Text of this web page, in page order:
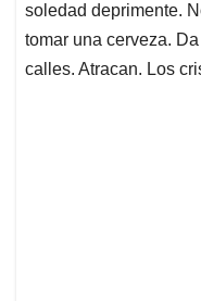
soledad deprimente.
tomar una cerveza.
calles. Atracan. Los